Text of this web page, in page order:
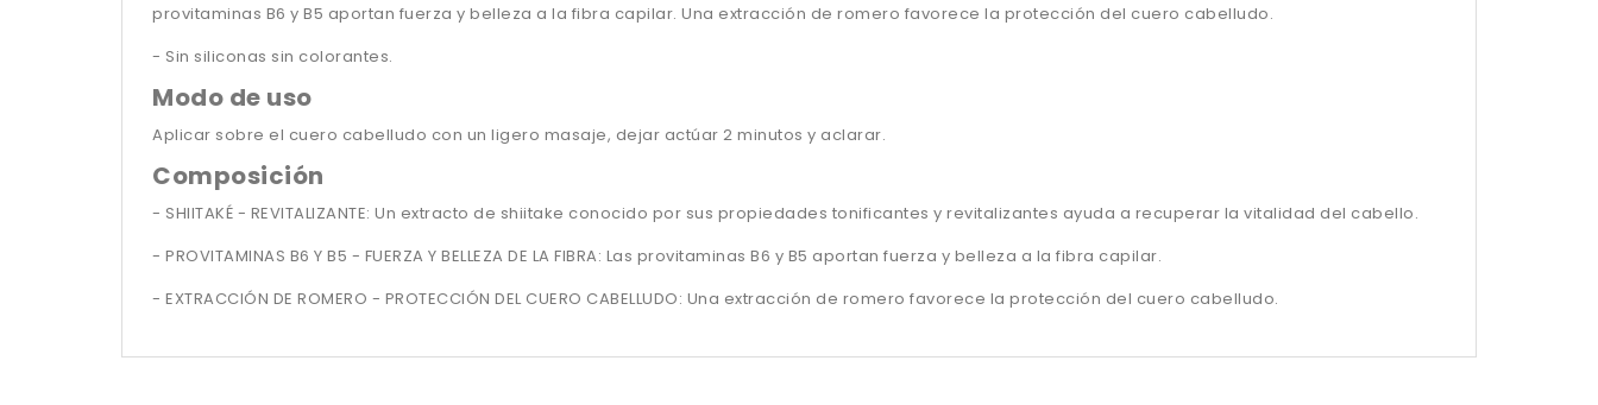
provitaminas B6 y B5 aportan fuerza y belleza a la fibra capilar. Una extracción de romero favorece la protección del cuero cabelludo.
- Sin siliconas sin colorantes.
Modo de uso
Aplicar sobre el cuero cabelludo con un ligero masaje, dejar actúar 2 minutos y aclarar.
Composición
- SHIITAKÉ - REVITALIZANTE: Un extracto de shiitake conocido por sus propiedades tonificantes y revitalizantes ayuda a recuperar la vitalidad del cabello.
- PROVITAMINAS B6 Y B5 - FUERZA Y BELLEZA DE LA FIBRA: Las provitaminas B6 y B5 aportan fuerza y belleza a la fibra capilar.
- EXTRACCIÓN DE ROMERO - PROTECCIÓN DEL CUERO CABELLUDO: Una extracción de romero favorece la protección del cuero cabelludo.